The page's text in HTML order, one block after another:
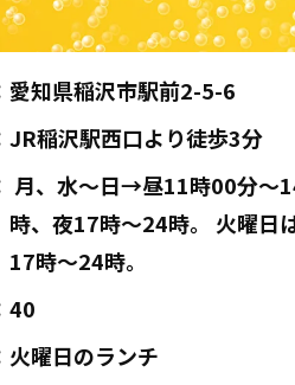
愛知県稲沢市駅前2-5-6
JR稲沢駅西口より徒歩3分
月、水〜日→昼11時00分〜
時、夜17時〜24時。 火曜日
17時〜24時。
40
火曜日のランチ